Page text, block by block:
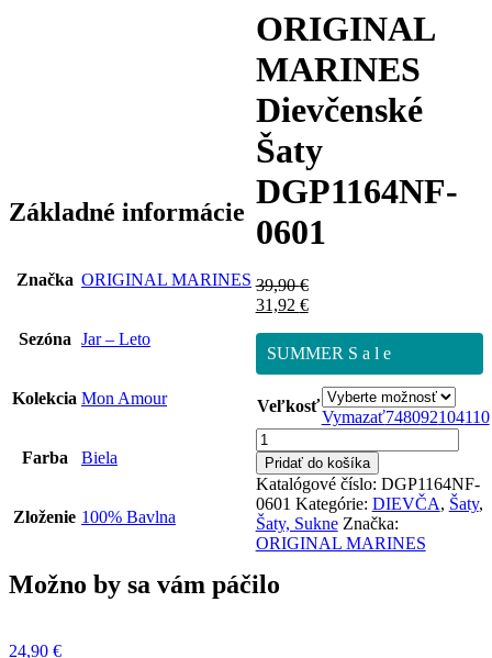
ORIGINAL
MARINES
Dievčenské
Šaty
DGP1164NF-
0601
39,90€
31,92 €
SUMMER S a l e
Veľkosť
Vymazať748092104110
množstvo
ORIGINAL
MARINES
Dievčenské
Šaty
DGP1164NF-
0601
Pridať do košíka
Katalógové číslo: DGP1164NF-
0601 Kategórie: DIEVČA, Šaty,
Šaty, Sukne Značka:
ORIGINAL MARINES
Základné informácie
Značka ORIGINAL MARINES
Sezóna Jar – Leto
Kolekcia Mon Amour
Farba Biela
Zloženie 100% Bavlna
Možno by sa vám páčilo
24,90 €